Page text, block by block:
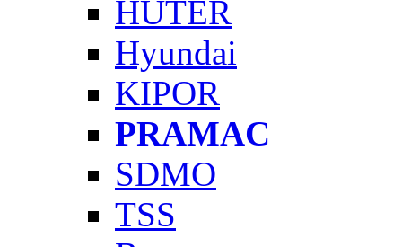
HUTER
Hyundai
KIPOR
PRAMAC
SDMO
TSS